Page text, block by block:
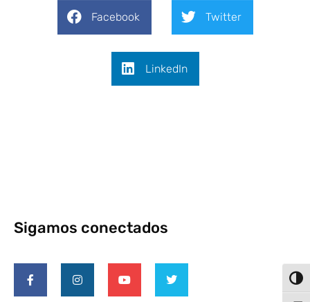
Facebook Twitter
LinkedIn
Sigamos conectados